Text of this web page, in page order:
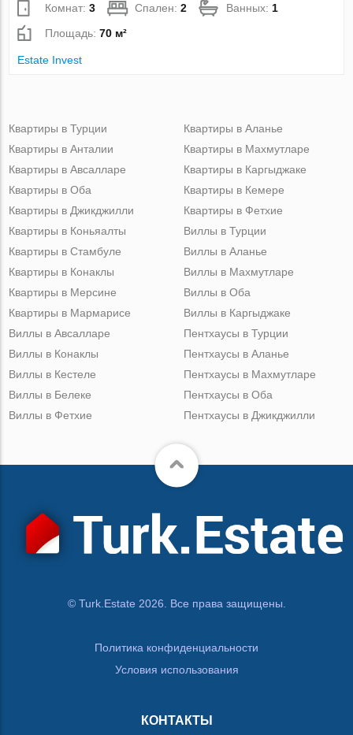
Комнат:3 Спален:2 Ванных: 1
Площадь:70 м²
Estate Invest
Квартиры в Турции
Квартиры в Анталии
Квартиры в Авсалларе
Квартиры в Оба
Квартиры в Джикджилли
Квартиры в Аланье
Квартиры в Махмутларе
Квартиры в Каргыджаке
Квартиры в Кемере
Квартиры в Фетхие
Квартиры в Коньяалты
Квартиры в Стамбуле
Квартиры в Конаклы
Квартиры в Мерсине
Квартиры в Мармарисе
Виллы в Турции
Виллы в Аланье
Виллы в Махмутларе
Виллы в Оба
Виллы в Каргыджаке
Виллы в Авсалларе
Виллы в Конаклы
Виллы в Кестеле
Виллы в Белеке
Виллы в Фетхие
Пентхаусы в Турции
Пентхаусы в Аланье
Пентхаусы в Махмутларе
Пентхаусы в Оба
Пентхаусы в Джикджилли
© Turk.Estate 2026. Все права защищены.
Политика конфиденциальности
Условия использования
КОНТАКТЫ